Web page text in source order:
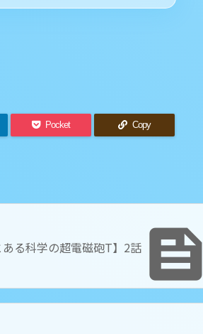
Pocket Copy

ある科学の超電磁砲T】2話